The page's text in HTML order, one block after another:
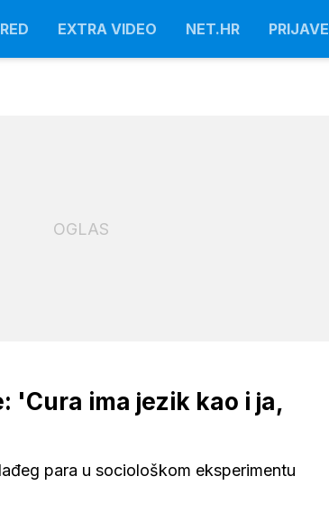
EXTRA VIDEO NET.HR PRIJAVE
OGLAS
'Cura ima jezik kao i ja,
para u sociološkom eksperimentu